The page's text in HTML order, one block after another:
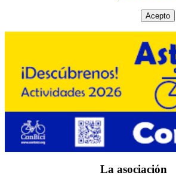
Acepto
La asociación